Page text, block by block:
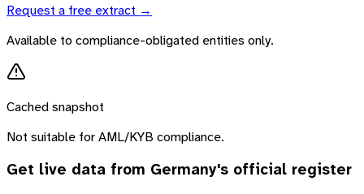
Request a free extract →
Available to compliance-obligated entities only.
Cached snapshot
Not suitable for AML/KYB compliance.
Get live data from Germany's official register